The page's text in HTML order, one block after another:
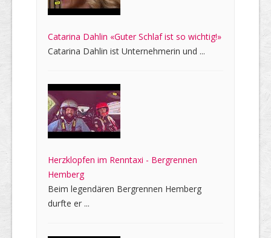
Catarina Dahlin «Guter Schlaf ist so wichtig!»
Catarina Dahlin ist Unternehmerin und ...
Herzklopfen im Renntaxi - Bergrennen
Hemberg
Beim legendären Bergrennen Hemberg
durfte er ...